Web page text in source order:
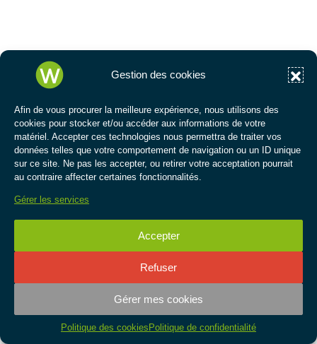
Gestion des cookies
Afin de vous procurer la meilleure expérience, nous utilisons des
cookies pour stocker et/ou accéder aux informations de votre
matériel. Accepter ces technologies nous permettra de traiter vos
données telles que votre comportement de navigation ou un ID unique
sur ce site. Ne pas les accepter, ou retirer votre acceptation pourrait
au contraire affecter certaines fonctionnalités.
Gérer les services
Accepter
Refuser
Gérer mes cookies
Politique des cookies Politique de confidentialité
page facebook
page instagram
page linkedin
page youtube